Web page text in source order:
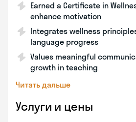
Earned a Certificate in
enhance motivation
Integrates wellness
language progress
Values meaningful
growth in teaching
Читать дальше
Услуги и цены